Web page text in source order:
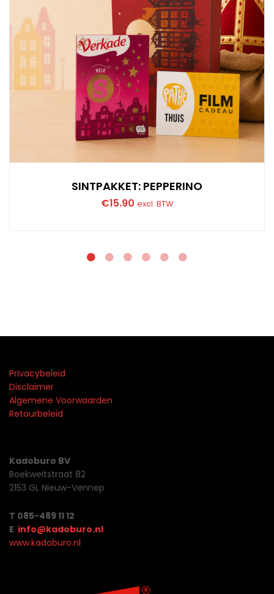
SINTPAKKET: PEPPERINO
€15.90 excl. BTW
Privacybeleid
Disclaimer
Algemene Voorwaarden
Retourbeleid
Kadoburo BV
Boekweitstraat 82
2153 GL Nieuw-Vennep
T 085-489 11 12
E info@kadoburo.nl
www.kadoburo.nl